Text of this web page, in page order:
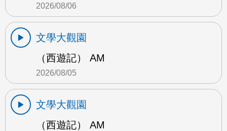
2026/08/06
文學大觀園
（西遊記） AM
2026/08/05
文學大觀園
（西遊記） AM